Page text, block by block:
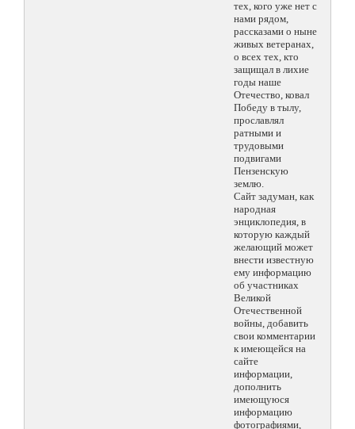
тех, кого уже нет с
нами рядом,
рассказами о ныне
живых ветеранах,
о всех тех, кто
защищал в лихие
годы наше
Отечество, ковал
Победу в тылу,
прославлял
ратными и
трудовыми
подвигами
Пензенскую
землю.
Сайт задуман, как
народная
энциклопедия, в
которую каждый
желающий может
внести известную
ему информацию
об участниках
Великой
Отечественной
войны, добавить
свои комментарии
к имеющейся на
сайте
информации,
дополнить
имеющуюся
информацию
фотографиями,